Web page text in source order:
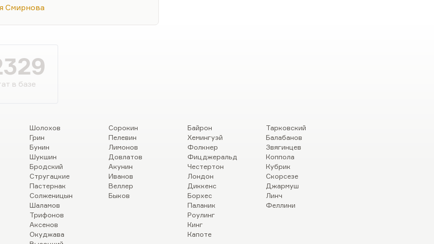
бесстрашный. Вот она не
подставляться. Я люблю людей,
Смирнова
в базе
Шолохов
Грин
Бунин
Шукшин
Бродский
Стругацкие
Пастернак
Солженицын
Шаламов
Трифонов
Аксенов
Окуджава
Сорокин
Пелевин
Лимонов
Довлатов
Акунин
Иванов
Веллер
Быков
Байрон
Хемингуэй
Фолкнер
Фицджеральд
Честертон
Лондон
Диккенс
Борхес
Паланик
Роулинг
Кинг
Капоте
Тарковский
Балабанов
Звягинцев
Коппола
Кубрик
Скорсезе
Джармуш
Линч
Феллини